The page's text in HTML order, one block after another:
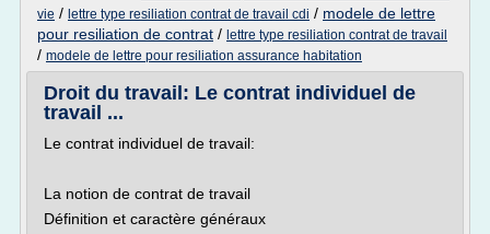
vie / lettre type resiliation contrat de travail cdi / modele de lettre
pour resiliation de contrat / lettre type resiliation contrat de travail
/ modele de lettre pour resiliation assurance habitation
Droit du travail: Le contrat individuel de
travail ...
Le contrat individuel de travail:
La notion de contrat de travail
Définition et caractère généraux